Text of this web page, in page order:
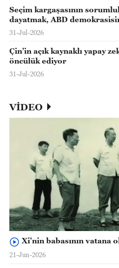
Seçim kargaşasının
dayatmak, ABD
31-Jul-2026
Çin’in açık kaynaklı yapay
öncülük ediyor
31-Jul-2026
VİDEO
Xi'nin babasının vatana
21-Jun-2026